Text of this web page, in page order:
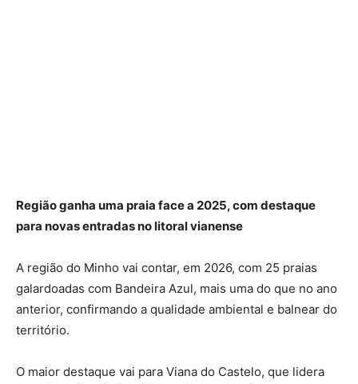
Região ganha uma praia face a 2025, com destaque
para novas entradas no litoral vianense
A região do Minho vai contar, em 2026, com 25 praias
galardoadas com Bandeira Azul, mais uma do que no ano
anterior, confirmando a qualidade ambiental e balnear do
território.
O maior destaque vai para Viana do Castelo, que lidera